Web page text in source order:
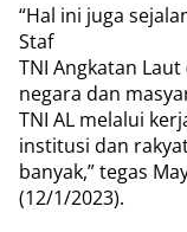
“Hal ini juga
Staf
TNI Angkatan
negara dan
TNI AL melalui
institusi dan
banyak,” tegas
(12/1/2023).